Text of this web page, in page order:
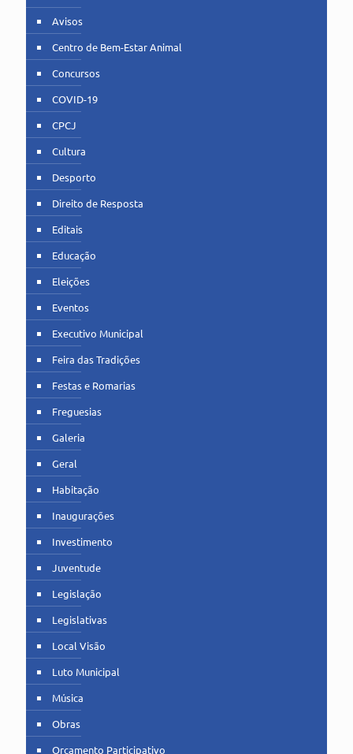
Avisos
Centro de Bem-Estar Animal
Concursos
COVID-19
CPCJ
Cultura
Desporto
Direito de Resposta
Editais
Educação
Eleições
Eventos
Executivo Municipal
Feira das Tradições
Festas e Romarias
Freguesias
Galeria
Geral
Habitação
Inaugurações
Investimento
Juventude
Legislação
Legislativas
Local Visão
Luto Municipal
Música
Obras
Orçamento Participativo